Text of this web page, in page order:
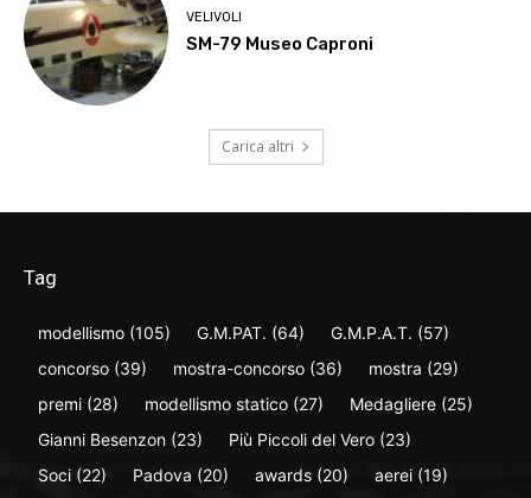
VELIVOLI
SM-79 Museo Caproni
Carica altri
Tag
modellismo (105) G.M.PAT. (64) G.M.P.A.T. (57)
concorso (39) mostra-concorso (36) mostra (29)
premi (28) modellismo statico (27) Medagliere (25)
Gianni Besenzon (23) Più Piccoli del Vero (23)
Soci (22) Padova (20) awards (20) aerei (19)